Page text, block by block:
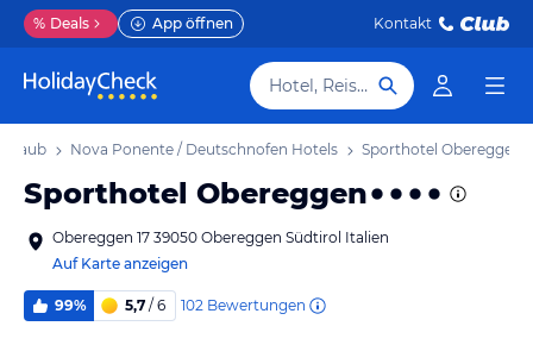
% Deals App öffnen Kontakt
Hotel, Reiseziel
Nova Ponente / Deutschnofen Hotels Sporthotel Obereggen
Sporthotel Obereggen
Obereggen 17 39050 Obereggen Südtirol Italien
Auf Karte anzeigen
99% 5,7 / 6 102 Bewertungen